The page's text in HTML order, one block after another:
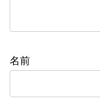
名前